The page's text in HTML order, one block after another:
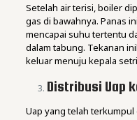
Setelah air terisi, boiler
gas di bawahnya. Panas
mencapai suhu tertentu
dalam tabung. Tekanan
keluar menuju kepala
Distribusi Uap
Uap yang telah